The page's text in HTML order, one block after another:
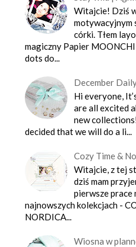
Witajcie! Dziś
motywacyjnym
córki. Tłem
magiczny Papier
dots do...
December
Hi everyone,
are all excited
new
decided that we will do a li...
Cozy Time &
Witajcie, z tej
dziś mam
pierwsze prace
najnowszych kolekcjach -
NORDICA...
Wiosna w